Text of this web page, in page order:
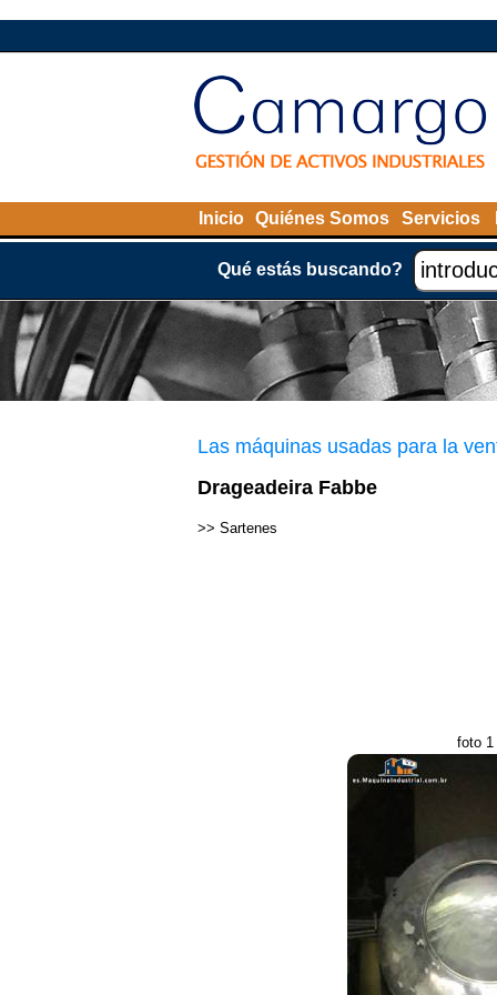
Inicio Quiénes Somos Servicios
Qué estás buscando?
Las máquinas usadas para la
Drageadeira Fabbe
>> Sartenes
foto 1